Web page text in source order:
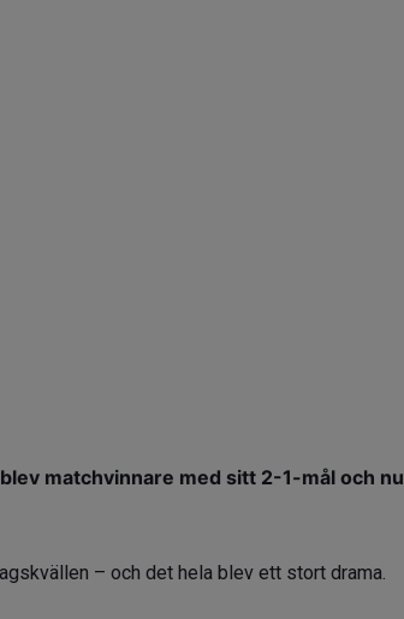
matchvinnare med sitt 2-1-mål och nu
– och det hela blev ett stort drama.